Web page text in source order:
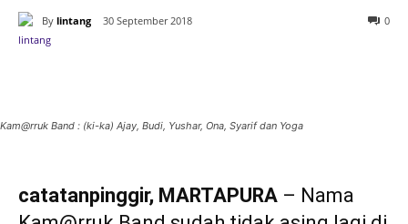
By lintang 30 September 2018 0
Kam@rruk Band : (ki-ka) Ajay, Budi, Yushar, Ona, Syarif dan Yoga
catatanpinggir, MARTAPURA – Nama